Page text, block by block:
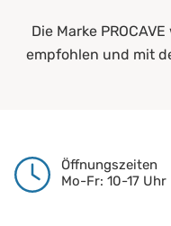
Die Marke
empfohlen und mit
Öffnungszeiten
Mo-Fr: 10-17 Uhr